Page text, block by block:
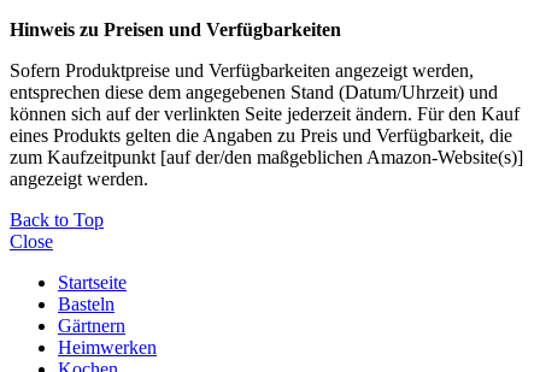
Hinweis zu Preisen und Verfügbarkeiten
Sofern Produktpreise und Verfügbarkeiten angezeigt werden,
entsprechen diese dem angegebenen Stand (Datum/Uhrzeit) und
können sich auf der verlinkten Seite jederzeit ändern. Für den Kauf
eines Produkts gelten die Angaben zu Preis und Verfügbarkeit, die
zum Kaufzeitpunkt [auf der/den maßgeblichen Amazon-Website(s)]
angezeigt werden.
Back to Top
Close
Startseite
Basteln
Gärtnern
Heimwerken